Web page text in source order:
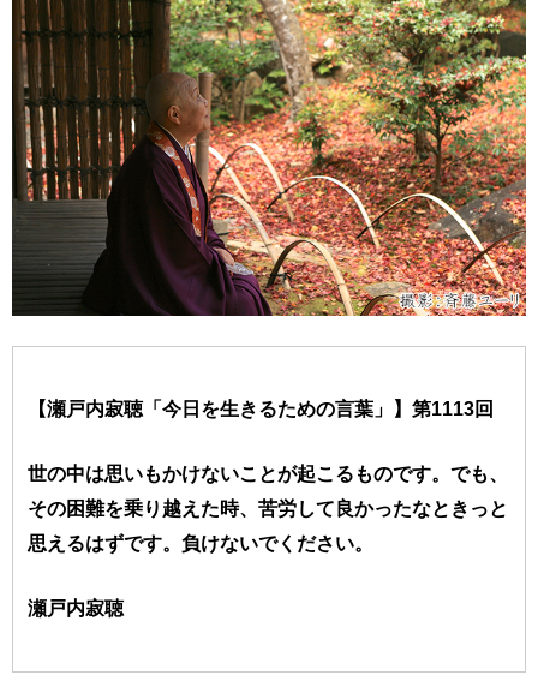
【瀬戸内寂聴「今日を生きるための言葉」】第1113回
世の中は思いもかけないことが起こるものです。でも、
その困難を乗り越えた時、苦労して良かったなときっと
思えるはずです。負けないでください。
瀬戸内寂聴